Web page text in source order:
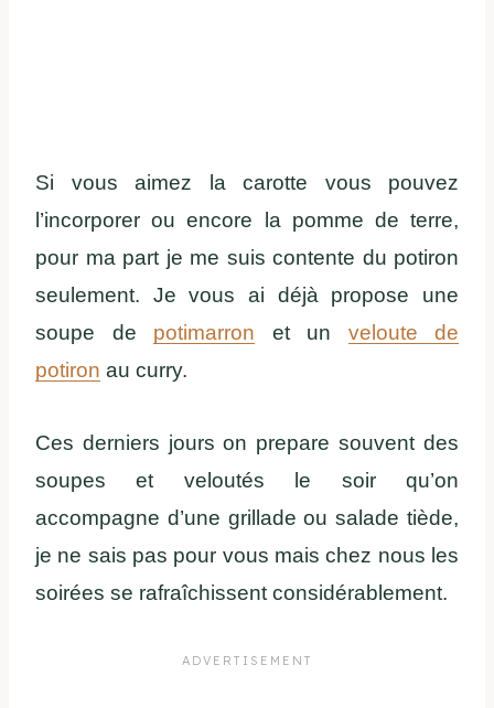
Si vous aimez la carotte vous pouvez
l’incorporer ou encore la pomme de terre,
pour ma part je me suis contente du potiron
seulement. Je vous ai déjà propose une
soupe de potimarron et un veloute de
potiron au curry.
Ces derniers jours on prepare souvent des
soupes et veloutés le soir qu’on
accompagne d’une grillade ou salade tiède,
je ne sais pas pour vous mais chez nous les
soirées se rafraîchissent considérablement.